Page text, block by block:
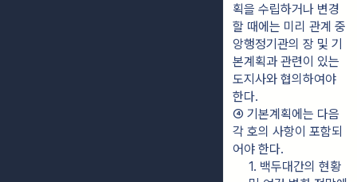
획을 수립하거나 변경
할 때에는 미리 관계 중
앙행정기관의 장 및 기
본계획과 관련이 있는
도지사와 협의하여야
한다.
④ 기본계획에는 다음
각 호의 사항이 포함되
어야 한다.
1. 백두대간의 현황